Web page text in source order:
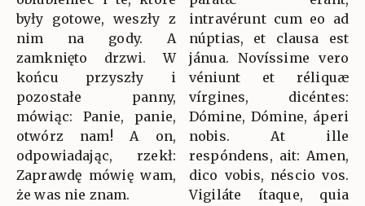
były gotowe, weszły z
nim na gody. A
zamknięto drzwi. W
końcu przyszły i
pozostałe panny,
mówiąc: Panie, panie,
otwórz nam! A on,
odpowiadając, rzekł:
Zaprawdę mówię wam,
że was nie znam.
intravérunt cum eo ad
núptias, et clausa est
jánua. Novíssime vero
véniunt et réliquæ
vírgines, dicéntes:
Dómine, Dómine, áperi
nobis. At ille
respóndens, ait: Amen,
dico vobis, néscio vos.
Vigiláte ítaque, quia